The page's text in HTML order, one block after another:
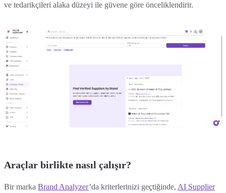
ve tedarikçileri alaka düzeyi ile güvene göre önceliklendirir.
Araçlar birlikte nasıl çalışır?
Bir marka Brand Analyzer’da kriterlerinizi geçtiğinde, AI Supplier